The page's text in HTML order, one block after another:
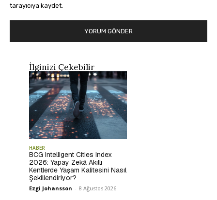
tarayıcıya kaydet.
İlginizi Çekebilir
HABER
BCG Intelligent Cities Index
2026: Yapay Zekâ Akıllı
Kentlerde Yaşam Kalitesini Nasıl
Şekillendiriyor?
Ezgi Johansson - 8 Ağustos 2026